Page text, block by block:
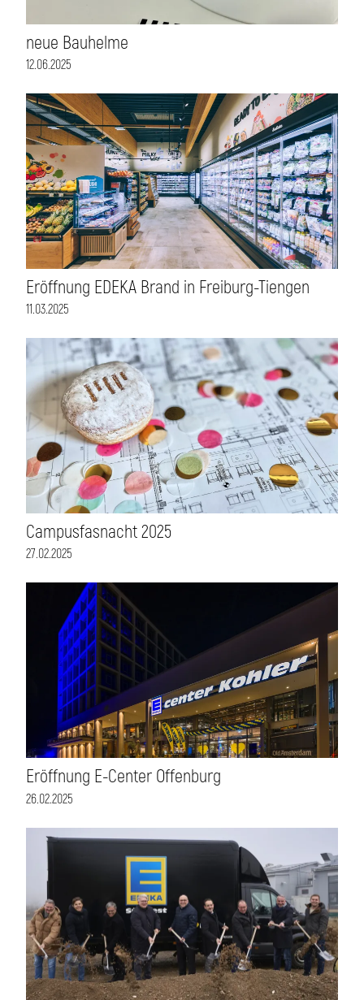
neue Bauhelme
12.06.2025
Eröffnung EDEKA Brand in Freiburg-Tiengen
11.03.2025
Campusfasnacht 2025
27.02.2025
Eröffnung E-Center Offenburg
26.02.2025